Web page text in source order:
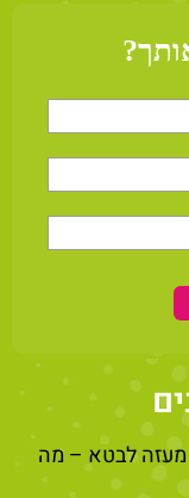
לבטא – מה